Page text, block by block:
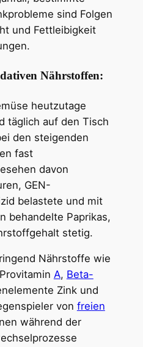
sind Folgen
und Fettleibigkeit
Nährstoffen:
heutzutage
täglich auf den Tisch
den steigenden
fast
davon
GEN-
belastete und mit
behandelte Paprikas,
stetig.
Nährstoffe wie
A, Beta-
Zink und
von freien
während der